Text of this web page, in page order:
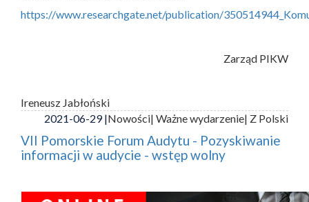
https://www.researchgate.net/publication/
Zarząd PIKW
Ireneusz Jabłoński
2021-06-29 |Nowości| Ważne wydarzenie| Z Polski
VII Pomorskie Forum Audytu - Pozyskiwanie
informacji w audycie - wstęp wolny